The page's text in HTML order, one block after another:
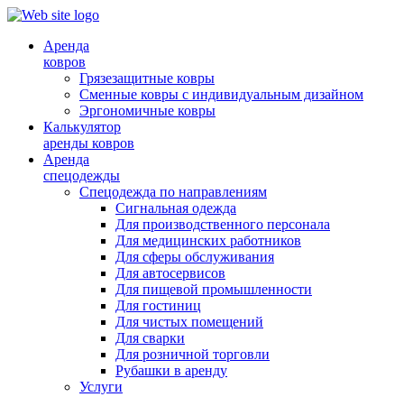
Аренда
ковров
Грязезащитные ковры
Сменные ковры с индивидуальным дизайном
Эргономичные ковры
Калькулятор
аренды ковров
Аренда
спецодежды
Спецодежда по направлениям
Сигнальная одежда
Для производственного персонала
Для медицинских работников
Для сферы обслуживания
Для автосервисов
Для пищевой промышленности
Для гостиниц
Для чистых помещений
Для сварки
Для розничной торговли
Рубашки в аренду
Услуги